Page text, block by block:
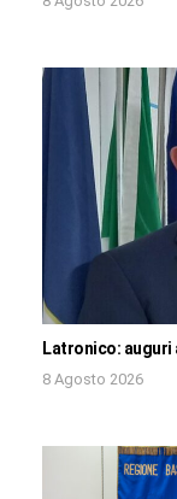
Latronico: auguri
8 Agosto 2026